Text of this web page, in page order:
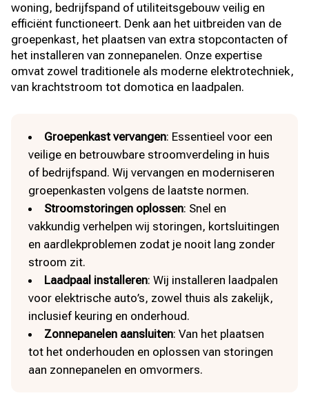
woning, bedrijfspand of utiliteitsgebouw veilig en
efficiënt functioneert. Denk aan het uitbreiden van de
groepenkast, het plaatsen van extra stopcontacten of
het installeren van zonnepanelen. Onze expertise
omvat zowel traditionele als moderne elektrotechniek,
van krachtstroom tot domotica en laadpalen.
Groepenkast vervangen: Essentieel voor een
veilige en betrouwbare stroomverdeling in huis
of bedrijfspand. Wij vervangen en moderniseren
groepenkasten volgens de laatste normen.
Stroomstoringen oplossen: Snel en
vakkundig verhelpen wij storingen, kortsluitingen
en aardlekproblemen zodat je nooit lang zonder
stroom zit.
Laadpaal installeren: Wij installeren laadpalen
voor elektrische auto’s, zowel thuis als zakelijk,
inclusief keuring en onderhoud.
Zonnepanelen aansluiten: Van het plaatsen
tot het onderhouden en oplossen van storingen
aan zonnepanelen en omvormers.